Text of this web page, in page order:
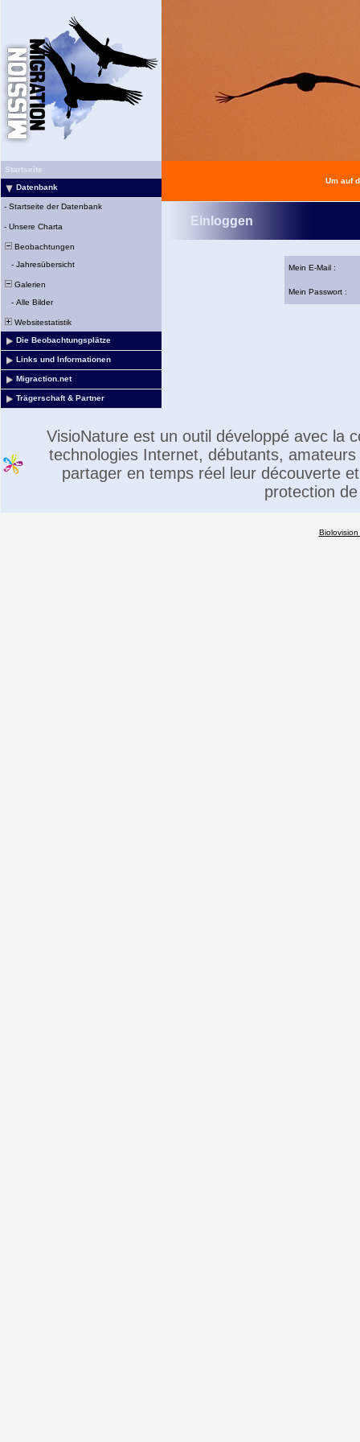
Startseite
Datenbank
- Startseite der Datenbank
- Unsere Charta
Beobachtungen
- Jahresübersicht
Galerien
- Alle Bilder
Websitestatistik
Die Beobachtungsplätze
Links und Informationen
Migraction.net
Trägerschaft & Partner
Um auf
Einloggen
Mein E-Mail :
Mein Passwort :
VisioNature est un outil développé avec la
technologies Internet, débutants,
partager en temps réel leur découverte
protection
Biolovision